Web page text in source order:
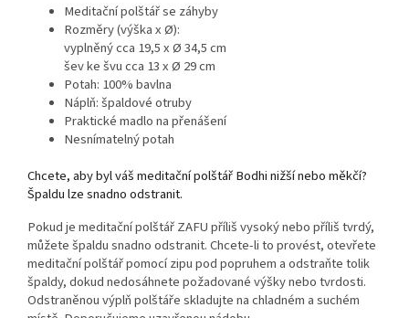
Meditační polštář se záhyby
Rozměry (výška x Ø):
vyplněný cca 19,5 x Ø 34,5 cm
šev ke švu cca 13 x Ø 29 cm
Potah: 100% bavlna
Náplň: špaldové otruby
Praktické madlo na přenášení
Nesnímatelný potah
Chcete, aby byl váš meditační polštář Bodhi nižší nebo měkčí?
Špaldu lze snadno odstranit.
Pokud je meditační polštář ZAFU příliš vysoký nebo příliš tvrdý,
můžete špaldu snadno odstranit. Chcete-li to provést, otevřete
meditační polštář pomocí zipu pod popruhem a odstraňte tolik
špaldy, dokud nedosáhnete požadované výšky nebo tvrdosti.
Odstraněnou výplň polštáře skladujte na chladném a suchém